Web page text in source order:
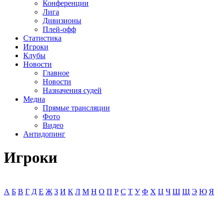
Конференции
Лига
Дивизионы
Плей-офф
Статистика
Игроки
Клубы
Новости
Главное
Новости
Назначения судей
Медиа
Прямые трансляции
Фото
Видео
Антидопинг
Игроки
А Б В Г Д Е Ж З И К Л М Н О П Р С Т У Ф Х Ц Ч Ш Щ Э Ю Я